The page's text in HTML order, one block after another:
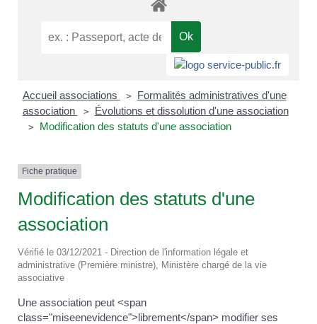
Accueil associations >
Formalités administratives d'une
association
> Évolutions et dissolution d'une association
> Modification des statuts d'une association
Fiche pratique
Modification des statuts d'une
association
Vérifié le 03/12/2021 - Direction de l'information légale et
administrative (Première ministre), Ministère chargé de la vie
associative
Une association peut <span
class="miseenevidence">librement</span> modifier ses